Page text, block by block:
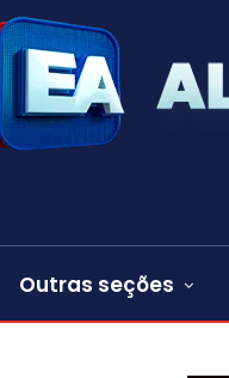
Outras seções